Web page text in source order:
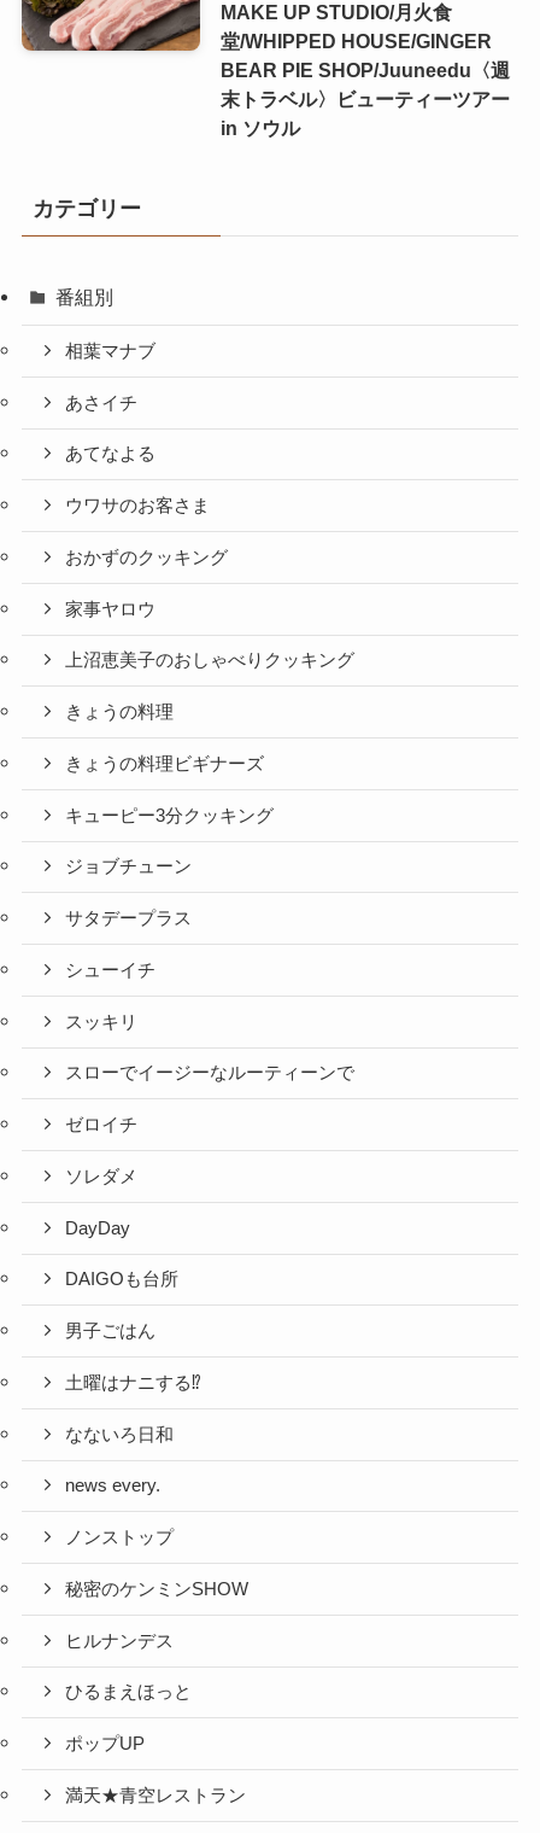
MAKE UP STUDIO/月火食
堂/WHIPPED HOUSE/GINGER
BEAR PIE SHOP/Juuneedu〈週
末トラベル〉ビューティーツアー
in ソウル
カテゴリー
番組別
相葉マナブ
あさイチ
あてなよる
ウワサのお客さま
おかずのクッキング
家事ヤロウ
上沼恵美子のおしゃべりクッキング
きょうの料理
きょうの料理ビギナーズ
キューピー3分クッキング
ジョブチューン
サタデープラス
シューイチ
スッキリ
スローでイージーなルーティーンで
ゼロイチ
ソレダメ
DayDay
DAIGOも台所
男子ごはん
土曜はナニする⁉
なないろ日和
news every.
ノンストップ
秘密のケンミンSHOW
ヒルナンデス
ひるまえほっと
ポップUP
満天★青空レストラン